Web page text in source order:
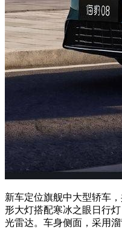
新车定位旗舰中大型轿车
形大灯搭配寒冰之眼日行
光雷达。车身侧面，采用